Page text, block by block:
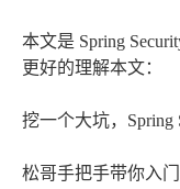
本文是 Spring
更好的理解本文：
挖一个大坑，Spring
松哥手把手带你入